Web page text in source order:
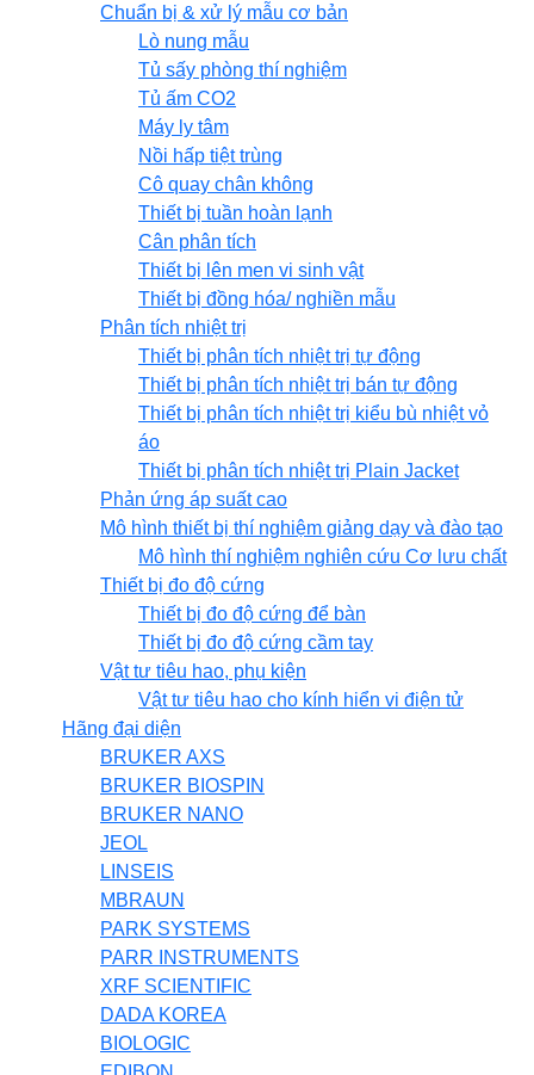
Chuẩn bị & xử lý mẫu cơ bản
Lò nung mẫu
Tủ sấy phòng thí nghiệm
Tủ ấm CO2
Máy ly tâm
Nồi hấp tiệt trùng
Cô quay chân không
Thiết bị tuần hoàn lạnh
Cân phân tích
Thiết bị lên men vi sinh vật
Thiết bị đồng hóa/ nghiền mẫu
Phân tích nhiệt trị
Thiết bị phân tích nhiệt trị tự động
Thiết bị phân tích nhiệt trị bán tự động
Thiết bị phân tích nhiệt trị kiểu bù nhiệt vỏ
áo
Thiết bị phân tích nhiệt trị Plain Jacket
Phản ứng áp suất cao
Mô hình thiết bị thí nghiệm giảng dạy và đào tạo
Mô hình thí nghiệm nghiên cứu Cơ lưu chất
Thiết bị đo độ cứng
Thiết bị đo độ cứng để bàn
Thiết bị đo độ cứng cầm tay
Vật tư tiêu hao, phụ kiện
Vật tư tiêu hao cho kính hiển vi điện tử
Hãng đại diện
BRUKER AXS
BRUKER BIOSPIN
BRUKER NANO
JEOL
LINSEIS
MBRAUN
PARK SYSTEMS
PARR INSTRUMENTS
XRF SCIENTIFIC
DADA KOREA
BIOLOGIC